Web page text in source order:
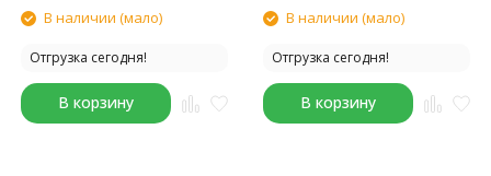
В наличии (мало)
Отгрузка сегодня!
В корзину
В наличии (мало)
Отгрузка сегодня!
В корзину